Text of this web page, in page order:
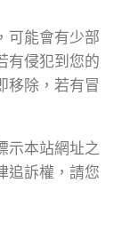
可能會有少部
有侵犯到您的
移除，若有冒
示本站網址之
追訴權，請您